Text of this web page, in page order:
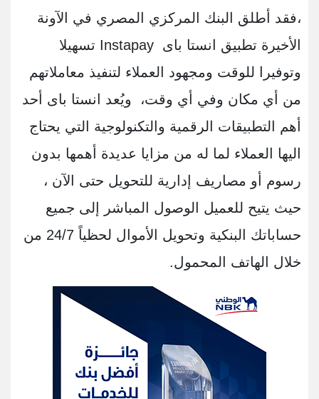
،فقد أطلق البنك المركزي المصري في الآونة
الأخيرة تطبيق انستا باى Instapay تسهيلا
وتوفيرا للوقت ومجهود العملاء لتنفيذ معاملاتهم
من أي مكان وفي أي وقت، ويُعد انستا باى أحد
أهم التطبيقات الرقمية والتكنولوجية التي يحتاج
اليها العملاء لما له من مزايا عديدة أهمها بدون
رسوم أو مصاريف إدارية للتحويل حتى الآن ،
حيث يتيح للعميل الوصول المباشر إلى جميع
حساباتك البنكية وتحويل الأموال لحظياً 24/7 من
خلال الهاتف المحمول.